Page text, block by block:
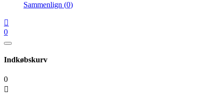
Sammenlign (0)

0
Indkøbskurv
0
